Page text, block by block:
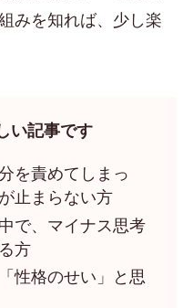
みを知れば、少し楽
い記事です
を責めてしまっ
止まらない方
で、マイナス思考
方
性格のせい」と思